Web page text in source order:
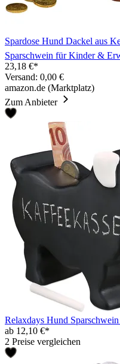
Spardose Hund Dackel aus
Sparschwein für Kinder &
23,18 €*
Versand: 0,00 €
amazon.de (Marktplatz)
Zum Anbieter
Relaxdays Hund
ab 12,10 €*
2 Preise vergleichen